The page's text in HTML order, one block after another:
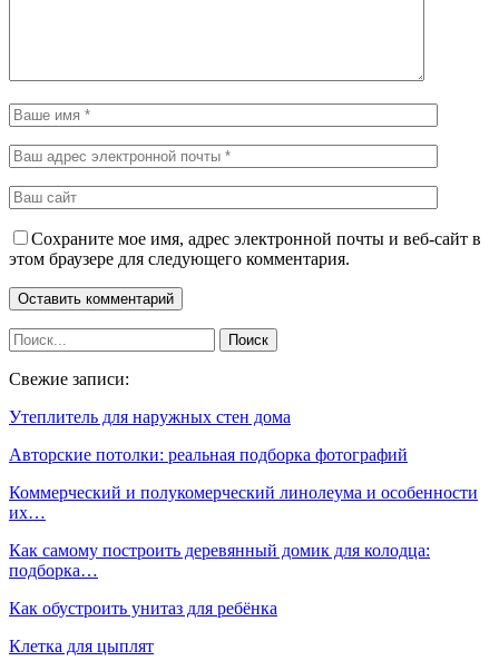
Сохраните мое имя, адрес электронной почты и веб-сайт в
этом браузере для следующего комментария.
Свежие записи:
Утеплитель для наружных стен дома
Авторские потолки: реальная подборка фотографий
Коммерческий и полукомерческий линолеума и особенности
их…
Как самому построить деревянный домик для колодца:
подборка…
Как обустроить унитаз для ребёнка
Клетка для цыплят